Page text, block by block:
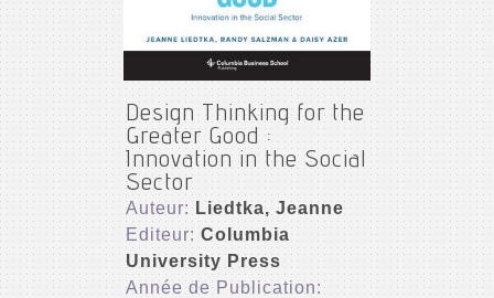
Design Thinking for the
Greater Good :
Innovation in the Social
Sector
Auteur: Liedtka, Jeanne
Editeur:Columbia
University Press
Année de Publication: